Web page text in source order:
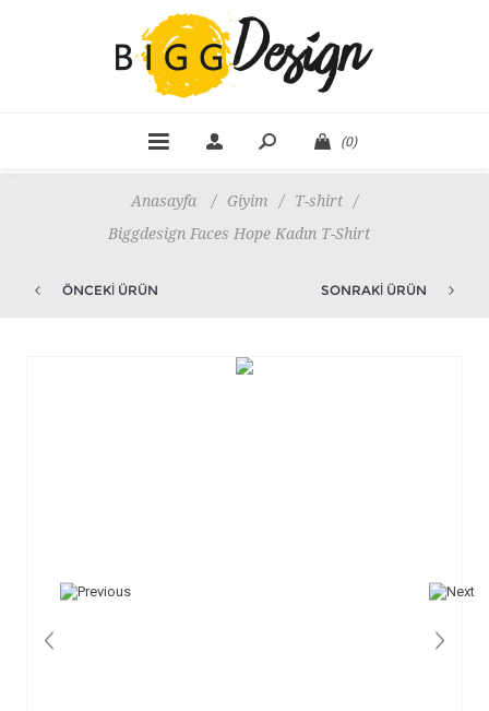
(0)
Anasayfa / Giyim / T-shirt
/
Biggdesign Faces Hope Kadın T-Shirt
ÖNCEKI ÜRÜN SONRAKI ÜRÜN